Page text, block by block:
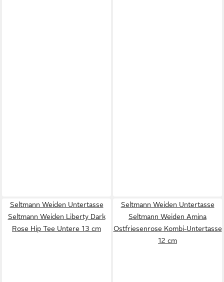
Seltmann Weiden Untertasse
Seltmann Weiden Liberty Dark
Rose Hip Tee Untere 13 cm
Seltmann Weiden Untertasse
Seltmann Weiden Amina
Ostfriesenrose Kombi-Untertasse
12 cm